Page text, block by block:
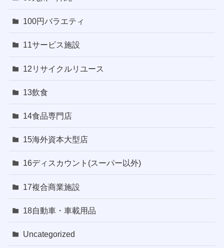
100円バラエティ
11サービス施設
12リサイクルリユース
13飲食
14食品専門店
15海外資本大型店
16ディスカウント(スーパー以外)
17複合商業施設
18自動車・車載用品
Uncategorized